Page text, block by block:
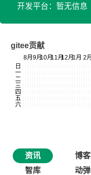
开发平台：暂无信息
gitee贡献
资讯 博客
智库
动弹